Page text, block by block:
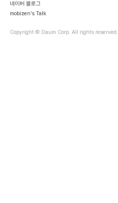
네이버 블로그
mobizen's Talk
Copyright © Daum Corp. All rights reserved.